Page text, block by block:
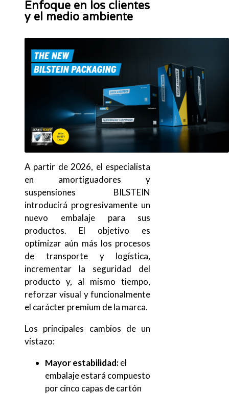
Enfoque en los clientes
y el medio ambiente
A partir de 2026, el especialista
en amortiguadores y
suspensiones BILSTEIN
introducirá progresivamente un
nuevo embalaje para sus
productos. El objetivo es
optimizar aún más los procesos
de transporte y logística,
incrementar la seguridad del
producto y, al mismo tiempo,
reforzar visual y funcionalmente
el carácter premium de la marca.
Los principales cambios de un
vistazo:
Mayor estabilidad:el
embalaje estará compuesto
por cinco capas de cartón